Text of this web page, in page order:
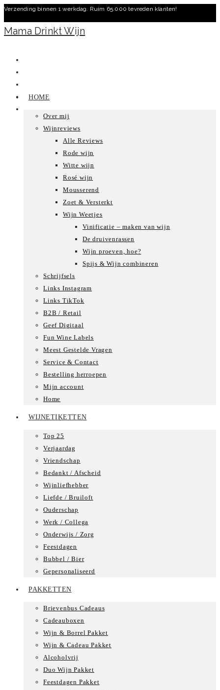
Ga
naar
inhoud
Verzending binnen 1 werkdag. Ruim 65.000 tevreden klanten!
Mama Drinkt Wijn
HOME
Over mij
Wijnreviews
Alle Reviews
Rode wijn
Witte wijn
Rosé wijn
Mousserend
Zoet & Versterkt
Wijn Weetjes
Vinificatie – maken van wijn
De druivenrassen
Wijn proeven, hoe?
Spijs & Wijn combineren
Schrijfsels
Links Instagram
Links TikTok
B2B / Retail
Geef Digitaal
Fun Wine Labels
Meest Gestelde Vragen
Service & Contact
Bestelling herroepen
Mijn account
Home
WIJNETIKETTEN
Top 25
Verjaardag
Vriendschap
Bedankt / Afscheid
Wijnliefhebber
Liefde / Bruiloft
Ouderschap
Werk / Collega
Onderwijs / Zorg
Feestdagen
Bubbel / Bier
Gepersonaliseerd
PAKKETTEN
Brievenbus Cadeaus
Cadeauboxen
Wijn & Borrel Pakket
Wijn & Cadeau Pakket
Alcoholvrij
Duo Wijn Pakket
Feestdagen Pakket